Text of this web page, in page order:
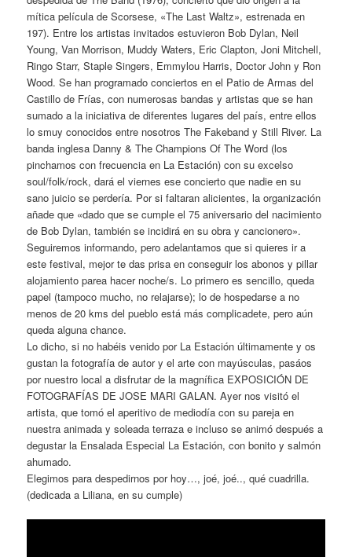
mítica película de Scorsese, «The Last Waltz», estrenada en
197). Entre los artistas invitados estuvieron Bob Dylan, Neil
Young, Van Morrison, Muddy Waters, Eric Clapton, Joni Mitchell,
Ringo Starr, Staple Singers, Emmylou Harris, Doctor John y Ron
Wood. Se han programado conciertos en el Patio de Armas del
Castillo de Frías, con numerosas bandas y artistas que se han
sumado a la iniciativa de diferentes lugares del país, entre ellos
lo smuy conocidos entre nosotros The Fakeband y Still River. La
banda inglesa Danny & The Champions Of The Word (los
pinchamos con frecuencia en La Estación) con su excelso
soul/folk/rock, dará el viernes ese concierto que nadie en su
sano juicio se perdería. Por si faltaran alicientes, la organización
añade que «dado que se cumple el 75 aniversario del nacimiento
de Bob Dylan, también se incidirá en su obra y cancionero».
Seguiremos informando, pero adelantamos que si quieres ir a
este festival, mejor te das prisa en conseguir los abonos y pillar
alojamiento parea hacer noche/s. Lo primero es sencillo, queda
papel (tampoco mucho, no relajarse); lo de hospedarse a no
menos de 20 kms del pueblo está más complicadete, pero aún
queda alguna chance.
Lo dicho, si no habéis venido por La Estación últimamente y os
gustan la fotografía de autor y el arte con mayúsculas, pasáos
por nuestro local a disfrutar de la magnífica EXPOSICIÓN DE
FOTOGRAFÍAS DE JOSE MARI GALAN. Ayer nos visitó el
artista, que tomó el aperitivo de mediodía con su pareja en
nuestra animada y soleada terraza e incluso se animó después a
degustar la Ensalada Especial La Estación, con bonito y salmón
ahumado.
Elegimos para despedirnos por hoy…, joé, joé.., qué cuadrilla.
(dedicada a Liliana, en su cumple)